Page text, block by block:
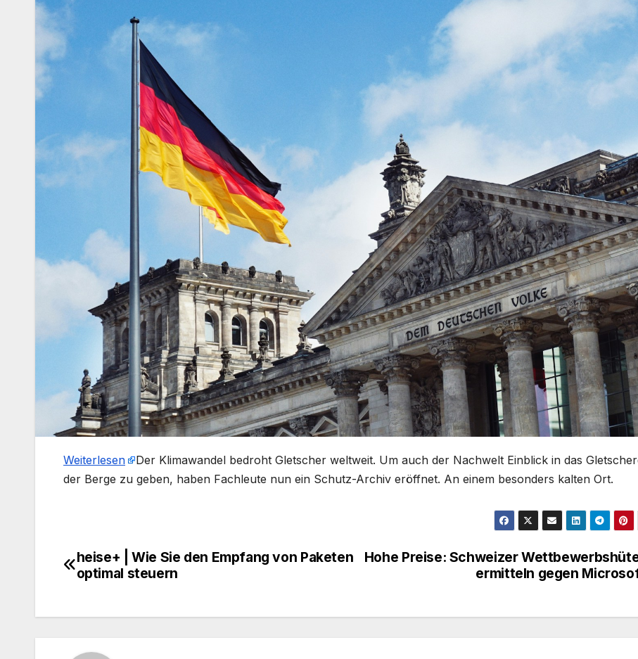
Weiterlesen
​Der Klimawandel bedroht Gletscher weltweit. Um auch der Nachwelt Einblick in das
der Berge zu geben, haben Fachleute nun ein Schutz-Archiv eröffnet. An einem besonders kalten Ort.
Beitragsnavigation
Hohe Preise: Schweizer
ermitteln gegen
heise+ | Wie Sie den Empfang von Paketen
optimal steuern